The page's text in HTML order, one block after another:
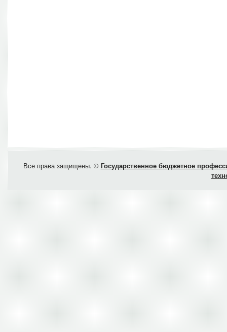
Все права защищены. © Государственное бюджетное